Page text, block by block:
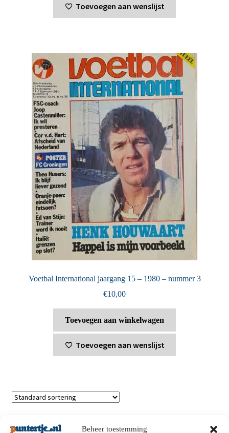
Beheer toestemming
Toevoegen aan wenslijst
Voetbal International jaargang 15 – 1980 – nummer 3
€10,00
Toevoegen aan winkelwagen
Toevoegen aan wenslijst